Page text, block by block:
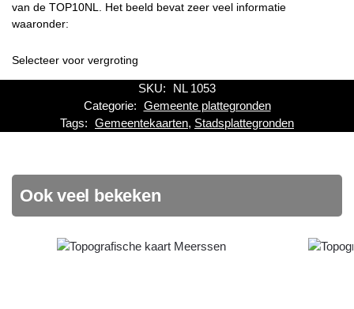
van de TOP10NL. Het beeld bevat zeer veel informatie
waaronder:
Selecteer voor vergroting
SKU:
NL 1053
Categorie: Gemeente plattegronden
Tags: Gemeentekaarten, Stadsplattegronden
Ook veel bekeken